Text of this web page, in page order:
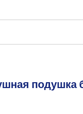
подушка